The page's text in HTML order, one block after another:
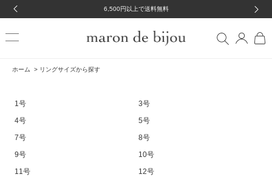
6,500円以上で送料無料
ホーム > リングサイズから探す
1号
3号
4号
5号
7号
8号
9号
10号
11号
12号